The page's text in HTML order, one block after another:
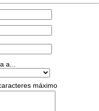
a...
máximo